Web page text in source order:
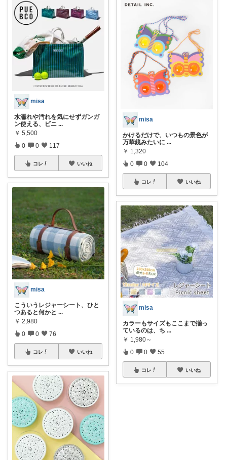
misa
水濡れや汚れを気にせずガンガ
ン使える、ビニ ...
￥ 5,500
0 0 117
コレ いいね
misa
こういうレジャーシート、ひと
つあると何かと ...
￥ 2,980
0 0 76
コレ いいね
misa
かけるだけで、いつもの景色が
万華鏡みたいに ...
￥ 1,320
0 0 104
コレ いいね
misa
カラーもサイズもここまで揃っ
ているのは、ち ...
￥ 1,980～
0 0 55
コレ いいね